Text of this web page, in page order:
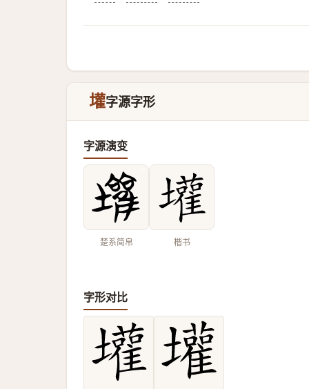
壦字源字形
字源演变
楚系简帛 楷书
字形对比